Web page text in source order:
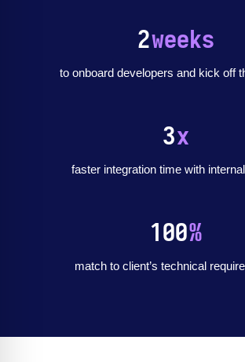
2weeks
to onboard developers and kick off
3x
faster integration time with
100%
match to client’s technical